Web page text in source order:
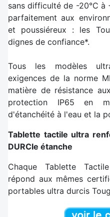
sans difficulté de -20°C à
parfaitement aux
et poussiéreux : les
dignes de confiance*.
Tous les modèles
exigences de la norme
matière de résistance
protection IP65 en
d'étanchéité à l'eau et la
Tablette tactile ultra
DURCIe étanche
Chaque Tablette
répond aux mêmes
portables ultra durcis